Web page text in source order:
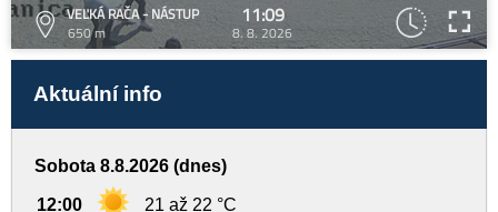
VEĽKÁ RAČA - NÁSTUP
650 m
11:09
8. 8. 2026
Aktuální info
Sobota 8.8.2026 (dnes)
12:00 21 až 22 °C